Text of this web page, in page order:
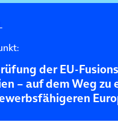
der EU-
– auf dem Weg zu